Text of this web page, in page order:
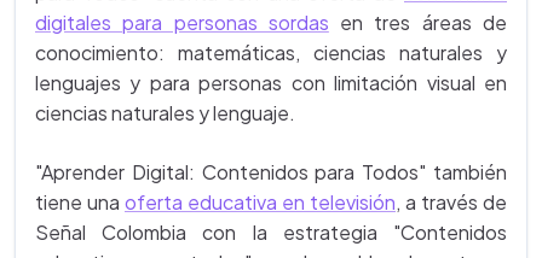
digitales para personas sordas en tres áreas de
conocimiento: matemáticas, ciencias naturales y
lenguajes y para personas con limitación visual en
ciencias naturales y lenguaje.
"Aprender Digital: Contenidos para Todos" también
tiene una oferta educativa en televisión, a través de
Señal Colombia con la estrategia "Contenidos